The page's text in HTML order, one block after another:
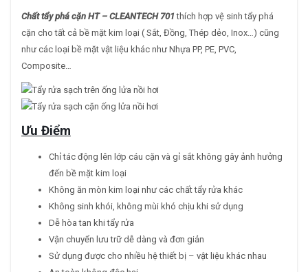
Chất tẩy phá cặn HT – CLEANTECH 701 thích hợp vệ sinh tẩy phá
cặn cho tất cả bề mặt kim loại ( Sắt, Đồng, Thép dẻo, Inox…) cũng
như các loại bề mặt vật liệu khác như Nhựa PP, PE, PVC,
Composite…
Ưu Điểm
Chỉ tác động lên lớp cáu cặn và gỉ sắt không gây ảnh hưởng
đến bề mặt kim loại
Không ăn mòn kim loại như các chất tẩy rửa khác
Không sinh khói, không mùi khó chịu khi sử dụng
Dễ hòa tan khi tẩy rửa
Vận chuyển lưu trữ dễ dàng và đơn giản
Sử dụng được cho nhiều hệ thiết bị – vật liệu khác nhau